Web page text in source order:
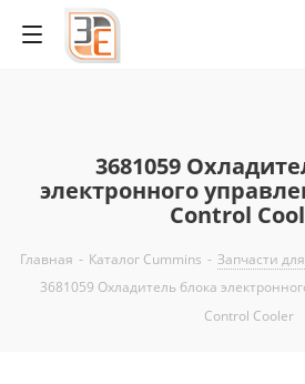
3681059
электронного
Control
Главная - Каталог Cummins - Запчасти
3681059 Охладитель блока
Control Cooler